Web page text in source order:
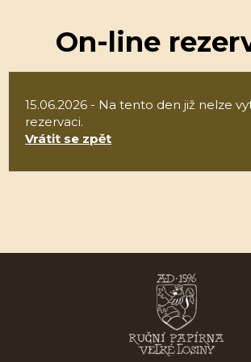
On-line
15.06.2026 - Na tento den již nelze
rezervaci.
Vrátit se zpět